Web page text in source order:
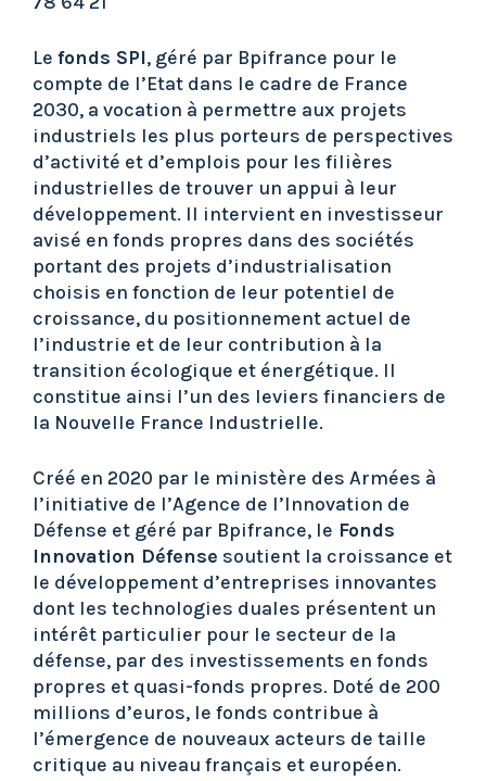
Le fonds SPI, géré par Bpifrance pour le
compte de l’Etat dans le cadre de France
2030, a vocation à permettre aux projets
industriels les plus porteurs de perspectives
d’activité et d’emplois pour les filières
industrielles de trouver un appui à leur
développement. Il intervient en investisseur
avisé en fonds propres dans des sociétés
portant des projets d’industrialisation
choisis en fonction de leur potentiel de
croissance, du positionnement actuel de
l’industrie et de leur contribution à la
transition écologique et énergétique. II
constitue ainsi l’un des leviers financiers de
la Nouvelle France Industrielle.
Créé en 2020 par le ministère des Armées à
l’initiative de l’Agence de l’Innovation de
Défense et géré par Bpifrance, le Fonds
Innovation Défense soutient la croissance et
le développement d’entreprises innovantes
dont les technologies duales présentent un
intérêt particulier pour le secteur de la
défense, par des investissements en fonds
propres et quasi-fonds propres. Doté de 200
millions d’euros, le fonds contribue à
l’émergence de nouveaux acteurs de taille
critique au niveau français et européen.